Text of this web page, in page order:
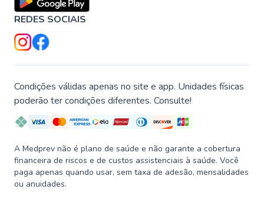
REDES SOCIAIS
Condições válidas apenas no site e app. Unidades físicas
poderão ter condições diferentes. Consulte!
A Medprev não é plano de saúde e não garante a cobertura
financeira de riscos e de custos assistenciais à saúde. Você
paga apenas quando usar, sem taxa de adesão, mensalidades
ou anuidades.